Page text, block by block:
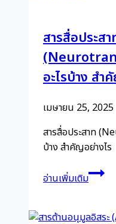
การ
ช่วย
ขจัด
สาร
อย่าง
มี
ประสิท
สารสื่อประส
อะไรบ้าง สำ
เมษายน 25, 2025
สารสื่อประสาท
บ้าง สำคัญอย่างไร
อ่านเพิ่มเติมสาร
สื่อ